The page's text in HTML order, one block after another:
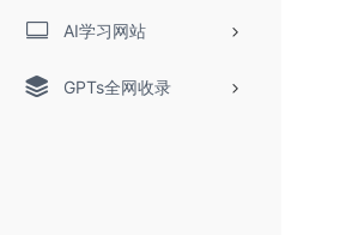
AI学习网站
GPTs全网收录